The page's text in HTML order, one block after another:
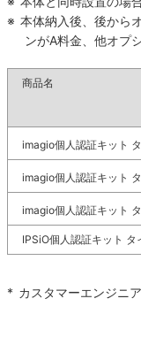
※ 本体納入後、後から
ンがA料金、他オプ
商品名
imagio個人認証キット
imagio個人認証キット
imagio個人認証キット
IPSiO個人認証キット タ
* カスタマーエンジニ